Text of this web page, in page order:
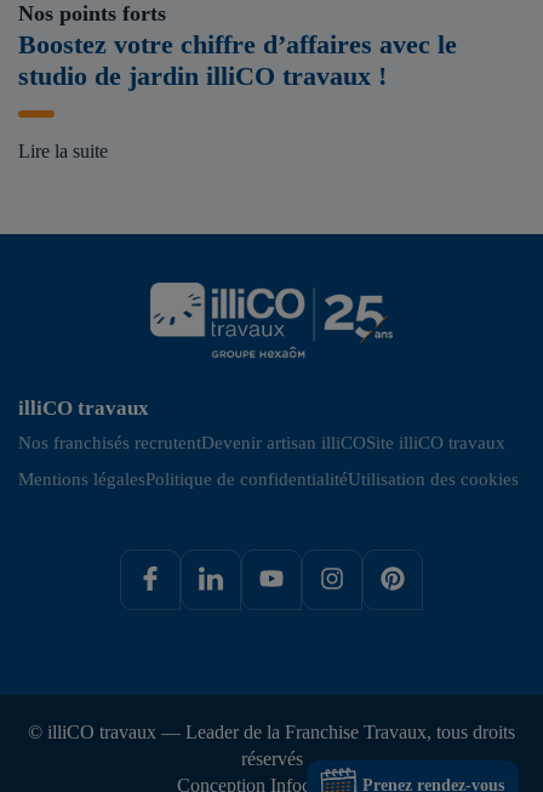
Nos points forts
Boostez votre chiffre d’affaires avec le
studio de jardin illiCO travaux !
Lire la suite
illiCO travaux
Nos franchisés recrutentDevenir artisan illiCOSite illiCO travaux
Mentions légalesPolitique de confidentialitéUtilisation des cookies
© illiCO travaux — Leader de la Franchise Travaux, tous droits
réservés
Conception Infocob webPrenez rendez-vous